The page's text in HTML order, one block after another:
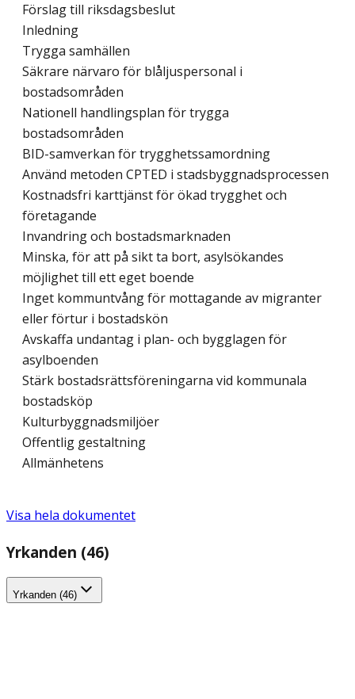
Förslag till riksdagsbeslut
Inledning
Trygga samhällen
Säkrare närvaro för blåljuspersonal i
bostadsområden
Nationell handlingsplan för trygga
bostadsområden
BID-samverkan för trygghetssamordning
Använd metoden CPTED i stadsbyggnadsprocessen
Kostnadsfri karttjänst för ökad trygghet och
företagande
Invandring och bostadsmarknaden
Minska, för att på sikt ta bort, asylsökandes
möjlighet till ett eget boende
Inget kommuntvång för mottagande av migranter
eller förtur i bostadskön
Avskaffa undantag i plan- och bygglagen för
asylboenden
Stärk bostadsrättsföreningarna vid kommunala
bostadsköp
Kulturbyggnadsmiljöer
Offentlig gestaltning
Allmänhetens
Visa hela dokumentet
Yrkanden (46)
Yrkanden (46)